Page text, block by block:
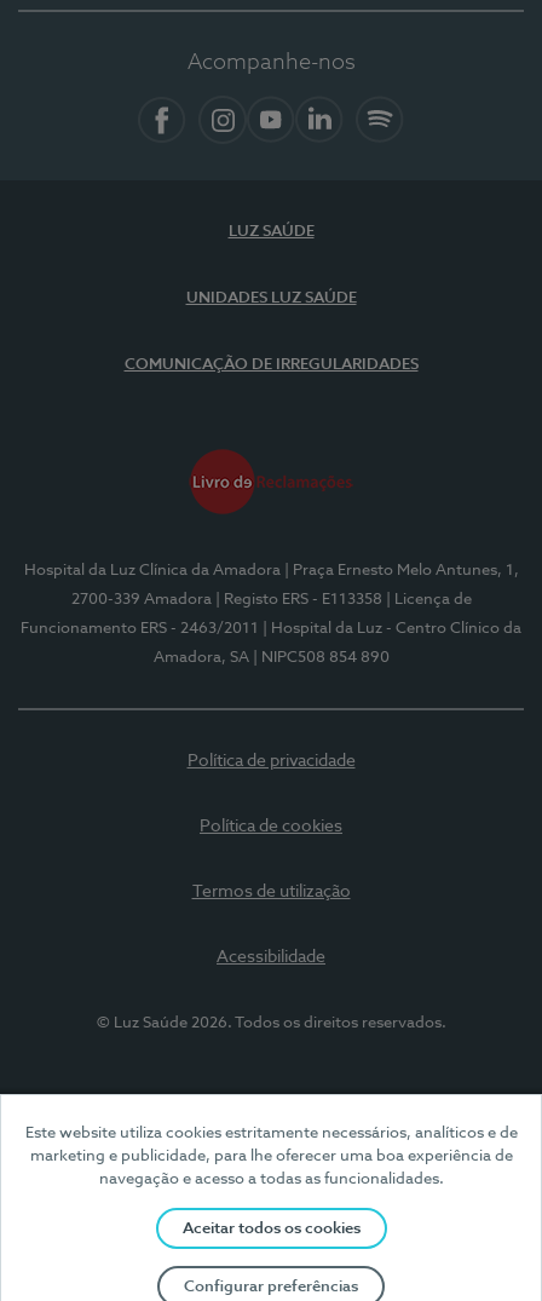
Este website utiliza cookies estritamente necessários, analíticos e de
marketing e publicidade, para lhe oferecer uma boa experiência de
navegação e acesso a todas as funcionalidades.
Aceitar todos os cookies
Configurar preferências
Acompanhe-nos
LUZ SAÚDE
UNIDADES LUZ SAÚDE
COMUNICAÇÃO DE IRREGULARIDADES
Hospital da Luz Clínica da Amadora
| Praça Ernesto Melo Antunes, 1,
2700-339 Amadora
| Registo ERS - E113358
| Licença de
Funcionamento ERS - 2463/2011
| Hospital da Luz - Centro Clínico da
Amadora, SA
| NIPC508 854 890
Política de privacidade
Política de cookies
Termos de utilização
Acessibilidade
© Luz Saúde 2026. Todos os direitos reservados.